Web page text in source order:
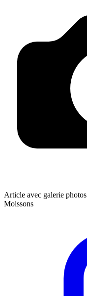
Article avec galerie photos
Moissons